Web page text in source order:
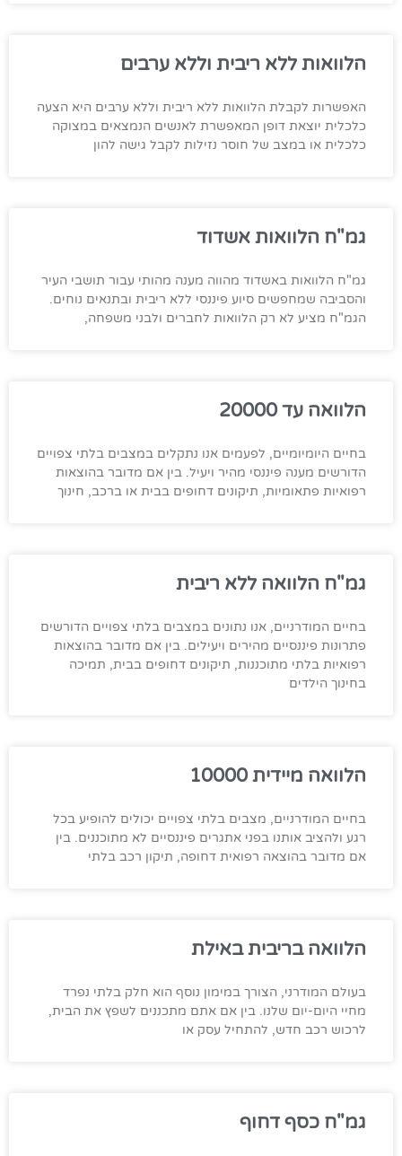
הלוואות ללא ריבית וללא ערבים
האפשרות לקבלת הלוואות ללא ריבית וללא ערבים היא הצעה
כלכלית יוצאת דופן המאפשרת לאנשים הנמצאים במצוקה
כלכלית או במצב של חוסר נזילות לקבל גישה להון
גמ"ח הלוואות אשדוד
גמ"ח הלוואות באשדוד מהווה מענה מהותי עבור תושבי העיר
והסביבה שמחפשים סיוע פיננסי ללא ריבית ובתנאים נוחים.
הגמ"ח מציע לא רק הלוואות לחברים ולבני משפחה,
הלוואה עד 20000
בחיים היומיומיים, לפעמים אנו נתקלים במצבים בלתי צפויים
הדורשים מענה פיננסי מהיר ויעיל. בין אם מדובר בהוצאות
רפואיות פתאומיות, תיקונים דחופים בבית או ברכב, חינוך
גמ"ח הלוואה ללא ריבית
בחיים המודרניים, אנו נתונים במצבים בלתי צפויים הדורשים
פתרונות פיננסיים מהירים ויעילים. בין אם מדובר בהוצאות
רפואיות בלתי מתוכננות, תיקונים דחופים בבית, תמיכה
בחינוך הילדים
הלוואה מיידית 10000
בחיים המודרניים, מצבים בלתי צפויים יכולים להופיע בכל
רגע ולהציב אותנו בפני אתגרים פיננסיים לא מתוכננים. בין
אם מדובר בהוצאה רפואית דחופה, תיקון רכב בלתי
הלוואה בריבית באילת
בעולם המודרני, הצורך במימון נוסף הוא חלק בלתי נפרד
מחיי היום-יום שלנו. בין אם אתם מתכננים לשפץ את הבית,
לרכוש רכב חדש, להתחיל עסק או
גמ"ח כסף דחוף